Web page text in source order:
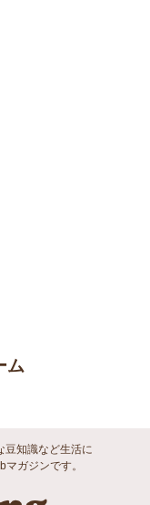
ム
豆知識など生活に
ガジンです。